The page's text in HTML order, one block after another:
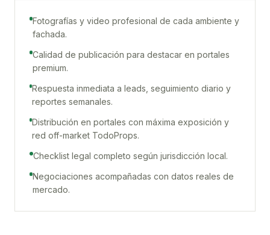
Fotografías y video profesional de cada ambiente y
fachada.
Calidad de publicación para destacar en portales
premium.
Respuesta inmediata a leads, seguimiento diario y
reportes semanales.
Distribución en portales con máxima exposición y
red off-market TodoProps.
Checklist legal completo según jurisdicción local.
Negociaciones acompañadas con datos reales de
mercado.